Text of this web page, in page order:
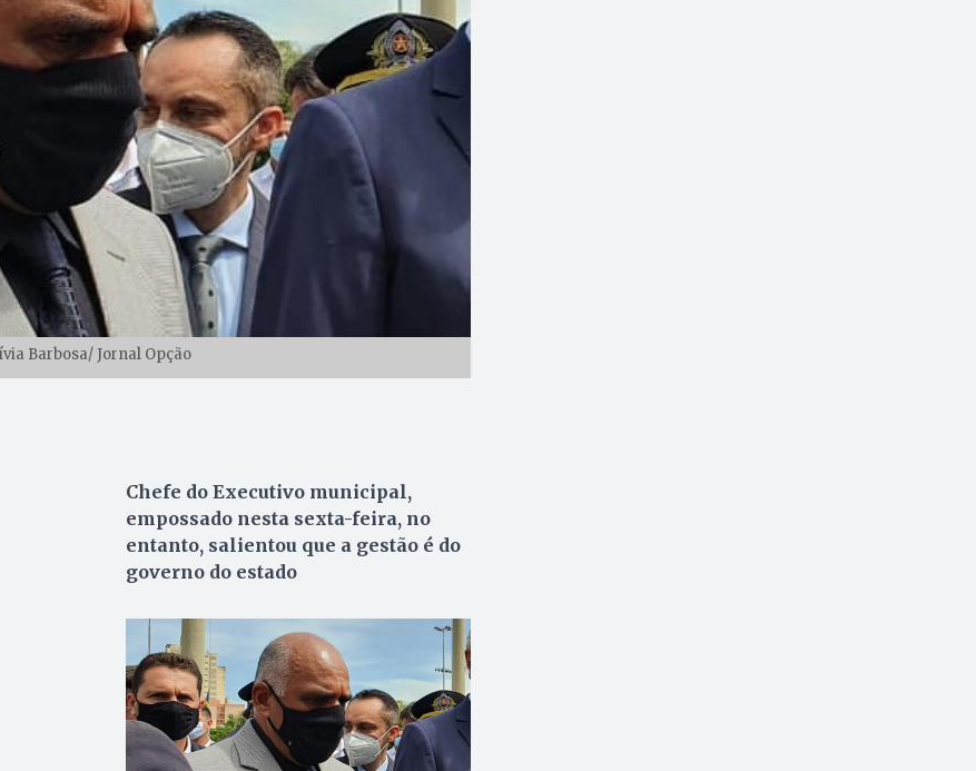
Barbosa/ Jornal Opção
Chefe do Executivo municipal,
empossado nesta sexta-feira, no
entanto, salientou que a gestão é do
governo do estado